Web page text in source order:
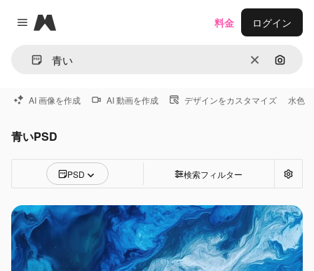
Close menu
Magnific
消去 画像で
料金 ログイン
AI 画像を作成 AI 動画を作成 デザインをカスタマイズ 水色
青いPSD
PSD 検索フィルター